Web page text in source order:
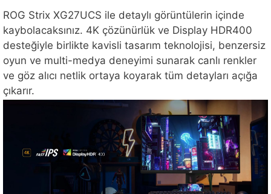
ROG Strix XG27UCS ile detaylı görüntülerin içinde
kaybolacaksınız. 4K çözünürlük ve Display HDR400
desteğiyle birlikte kavisli tasarım teknolojisi, benzersiz
oyun ve multi-medya deneyimi sunarak canlı renkler
ve göz alıcı netlik ortaya koyarak tüm detayları açığa
çıkarır.